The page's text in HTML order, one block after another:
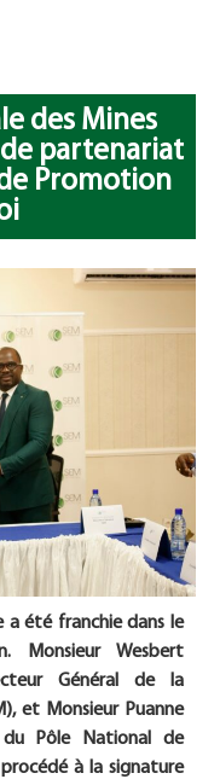
des Mines
partenariat
Promotion
a été franchie dans le
Monsieur Wesbert
Général de la
et Monsieur Puanne
du Pôle National de
à la signature